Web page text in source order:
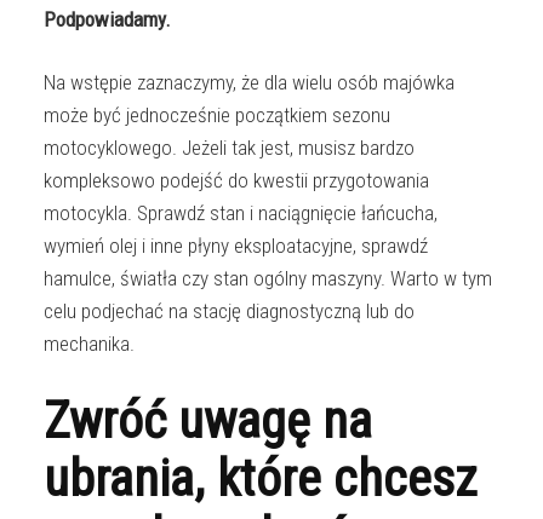
Podpowiadamy.
Na wstępie zaznaczymy, że dla wielu osób majówka
może być jednocześnie początkiem sezonu
motocyklowego. Jeżeli tak jest, musisz bardzo
kompleksowo podejść do kwestii przygotowania
motocykla. Sprawdź stan i naciągnięcie łańcucha,
wymień olej i inne płyny eksploatacyjne, sprawdź
hamulce, światła czy stan ogólny maszyny. Warto w tym
celu podjechać na stację diagnostyczną lub do
mechanika.
Zwróć uwagę na
ubrania, które chcesz